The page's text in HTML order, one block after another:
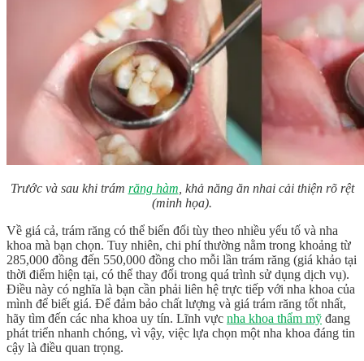
Trước và sau khi trám răng hàm , khả năng ăn nhai cải thiện rõ rệt
(minh họa).
Về giá cả, trám răng có thể biến đổi tùy theo nhiều yếu tố và nha
khoa mà bạn chọn. Tuy nhiên, chi phí thường nằm trong khoảng từ
285,000 đồng đến 550,000 đồng cho mỗi lần trám răng (giá khảo tại
thời điểm hiện tại, có thể thay đổi trong quá trình sử dụng dịch vụ).
Điều này có nghĩa là bạn cần phải liên hệ trực tiếp với nha khoa của
mình để biết giá. Để đảm bảo chất lượng và giá trám răng tốt nhất,
hãy tìm đến các nha khoa uy tín. Lĩnh vực nha khoa thẩm mỹ đang
phát triển nhanh chóng, vì vậy, việc lựa chọn một nha khoa đáng tin
cậy là điều quan trọng.